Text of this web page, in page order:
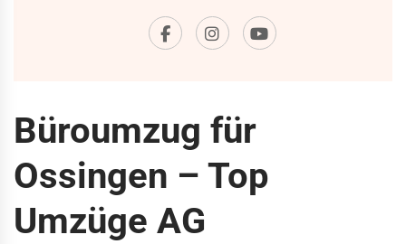
Büroumzug für
Ossingen – Top
Umzüge AG